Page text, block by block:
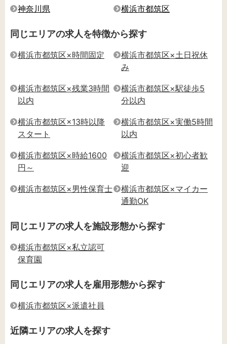
神奈川県 横浜市都筑区
同じエリアの求人を特徴から探す
横浜市都筑区×時間固定
横浜市都筑区×土日祝休
み
横浜市都筑区×残業3時間
以内
横浜市都筑区×駅徒歩5
分以内
横浜市都筑区×13時以降
スタート
横浜市都筑区×実働5時間
以内
横浜市都筑区×時給1600
円～
横浜市都筑区×初心者歓
迎
横浜市都筑区×男性保育士
横浜市都筑区×マイカー
通勤OK
同じエリアの求人を施設形態から探す
横浜市都筑区×私立認可
保育園
同じエリアの求人を雇用形態から探す
横浜市都筑区×派遣社員
近隣エリアの求人を探す